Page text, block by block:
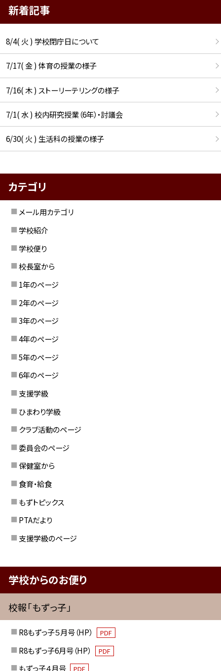
新着記事
8/4( 火 ) 学校閉庁日について
7/17( 金 ) 体育の授業の様子
7/16( 木 ) ストーリーテリングの様子
7/1( 水 ) 校内研究授業（6年）・討議会
6/30( 火 ) 生活科の授業の様子
カテゴリ
メール用カテゴリ
学校紹介
学校便り
校長室から
1年のページ
2年のページ
3年のページ
4年のページ
5年のページ
6年のページ
支援学級
ひまわり学級
クラブ活動のページ
委員会のページ
保健室から
食育・給食
もずトピックス
PTAだより
支援学級のページ
学校からのお便り
校報「もずっ子」
R8もずっ子５月号（HP） PDF
R8もずっ子6月号（HP） PDF
もずっ子４月号 PDF